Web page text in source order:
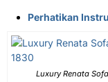
Perhatikan
Luxury Renata